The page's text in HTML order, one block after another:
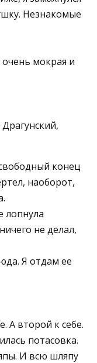
Незнакомые
очень мокрая и
конец
наоборот,
лопнула
не делал,
Я отдам ее
А второй к себе.
потасовка.
И всю шляпу